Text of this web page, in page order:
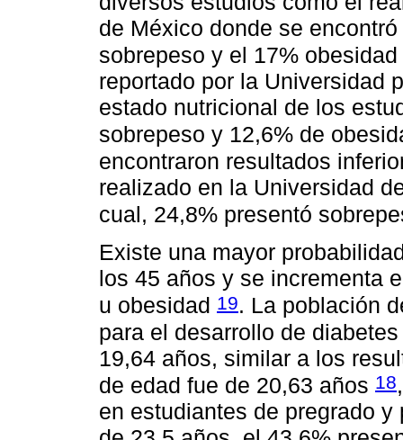
de México donde se
sobrepeso y el 17%
reportado por la Universidad
estado nutricional de los
sobrepeso y 12,6% de
encontraron resultados
realizado en la Universidad
cual, 24,8% presentó
Existe una mayor
los 45 años y se incrementa
u obesidad 19. La población
para el desarrollo de
19,64 años, similar a los
de edad fue de 20,63 años 18
en estudiantes de pregrado